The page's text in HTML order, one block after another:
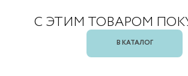
С ЭТИМ ТОВАРОМ
В КАТАЛОГ